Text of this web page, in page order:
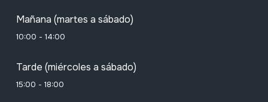
Mañana (martes a sábado)
10:00 - 14:00
Tarde (miércoles a sábado)
15:00 - 18:00